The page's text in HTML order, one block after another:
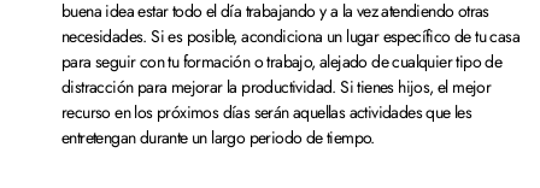
buena idea estar todo el día trabajando y a la vez atendiendo otras
necesidades. Si es posible, acondiciona un lugar específico de tu casa
para seguir con tu formación o trabajo, alejado de cualquier tipo de
distracción para mejorar la productividad. Si tienes hijos, el mejor
recurso en los próximos días serán aquellas actividades que les
entretengan durante un largo periodo de tiempo.